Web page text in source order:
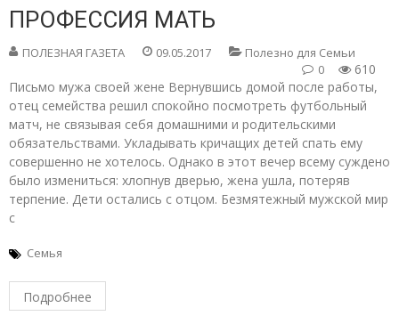
ПРОФЕССИЯ МАТЬ
ПОЛЕЗНАЯ ГАЗЕТА 09.05.2017 Полезно для Семьи
610
0
Письмо мужа своей жене Вернувшись домой после работы,
отец семейства решил спокойно посмотреть футбольный
матч, не связывая себя домашними и родительскими
обязательствами. Укладывать кричащих детей спать ему
совершенно не хотелось. Однако в этот вечер всему суждено
было измениться: хлопнув дверью, жена ушла, потеряв
терпение. Дети остались с отцом. Безмятежный мужской мир
с
Семья
Подробнее